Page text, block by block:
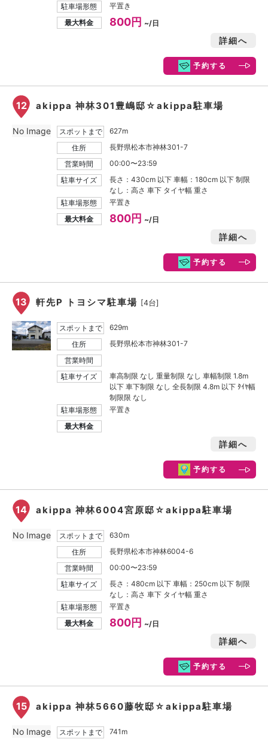
駐車場形態
平置き
最大料金
800円 ~/日
詳細へ
予約する
12 akippa 神林301豊嶋邸☆akippa駐車場
スポットまで
627m
住所
長野県松本市神林301-7
営業時間
00:00〜23:59
駐車サイズ
長さ：430cm 以下 車幅：180cm 以下 制限
なし：高さ 車下 タイヤ幅 重さ
駐車場形態
平置き
最大料金
800円 ~/日
詳細へ
予約する
No Image
13 軒先P トヨシマ駐車場 [4台]
スポットまで
629m
住所
長野県松本市神林301-7
営業時間
駐車サイズ
車高制限 なし 重量制限 なし 車幅制限 1.8m
以下 車下制限 なし 全長制限 4.8m 以下 ﾀｲﾔ幅
制限限 なし
駐車場形態
平置き
最大料金
詳細へ
予約する
14 akippa 神林6004宮原邸☆akippa駐車場
スポットまで
630m
住所
長野県松本市神林6004-6
営業時間
00:00〜23:59
駐車サイズ
長さ：480cm 以下 車幅：250cm 以下 制限
なし：高さ 車下 タイヤ幅 重さ
駐車場形態
平置き
最大料金
800円 ~/日
詳細へ
予約する
No Image
15 akippa 神林5660藤牧邸☆akippa駐車場
スポットまで 741m
No Image